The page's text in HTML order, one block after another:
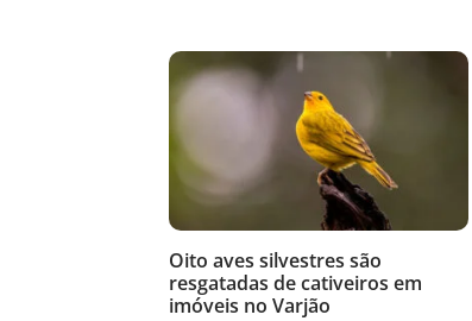
Oito aves silvestres são
resgatadas de cativeiros em
imóveis no Varjão